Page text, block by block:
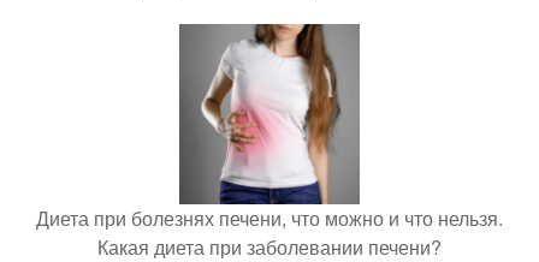
Диета при болезнях печени, что можно и что нельзя.
Какая диета при заболевании печени?